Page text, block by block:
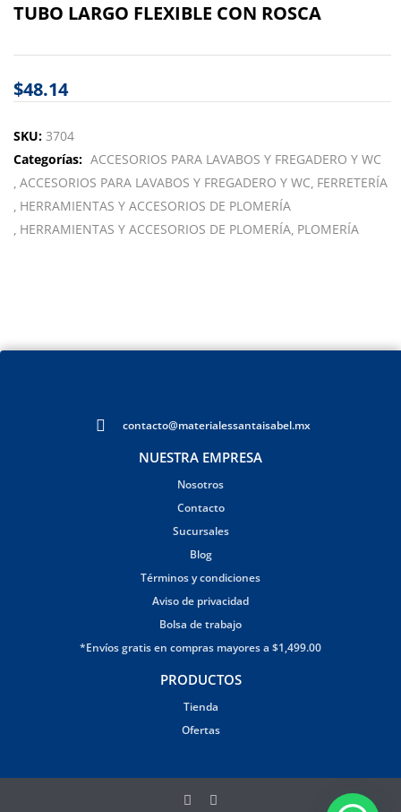
TUBO LARGO FLEXIBLE CON ROSCA
$48.14
SKU: 3704
Categorías: ACCESORIOS PARA LAVABOS Y FREGADERO Y WC
ACCESORIOS PARA LAVABOS Y FREGADERO Y WC FERRETERÍA
HERRAMIENTAS Y ACCESORIOS DE PLOMERÍA
HERRAMIENTAS Y ACCESORIOS DE PLOMERÍA PLOMERÍA
contacto@materialessantaisabel.mx
NUESTRA EMPRESA
Nosotros
Contacto
Sucursales
Blog
Términos y condiciones
Aviso de privacidad
Bolsa de trabajo
*Envíos gratis en compras mayores a $1,499.00
PRODUCTOS
Tienda
Ofertas